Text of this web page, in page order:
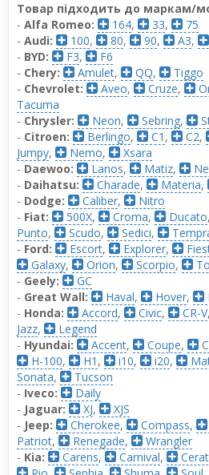
Товар підходить до маркам/
- Alfa Romeo: 164, 33,
75
- Audi: 100, 80, 90, A3,
- BYD: F3,
F6
- Chery: Amulet, QQ,
Tiggo
- Chevrolet: Aveo, Cruze,
Tacuma
- Chrysler: Neon, Sebring,
- Citroen: Berlingo, C1 , C2,
Jumpy, Nemo,
Xsara
- Daewoo: Lanos, Matiz,
- Daihatsu: Charade, Materia,
- Dodge: Caliber,
Nitro
- Fiat: 500X, Croma, Ducato,
Punto, Scudo, Sedici,
- Ford: Escort, Explorer,
Galaxy, Orion, Scorpio,
- Geely:
GC
- Great Wall: Haval, Hover,
- Honda: Accord, Civic, CR-V,
Jazz,
Legend
- Hyundai: Accent, Coupe,
H-100, H1 , i10, i20,
Sonata,
Tucson
- Iveco:
Daily
- Jaguar: XJ,
XJS
- Jeep: Cherokee, Compass,
Patriot, Renegade,
Wrangler
- Kia: Carens, Carnival,